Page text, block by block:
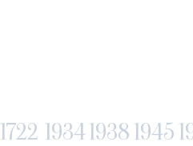
1722 193419381945